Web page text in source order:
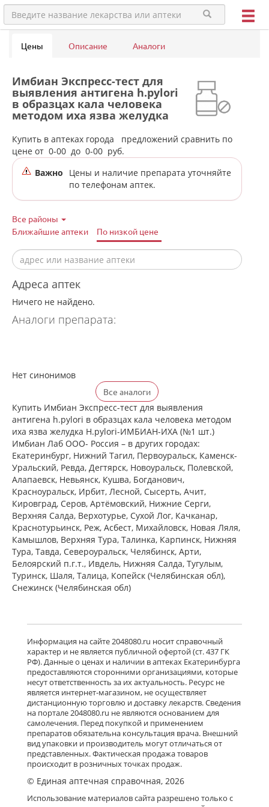
Цены Описание Аналоги
Имбиан Экспресс-тест для
выявления антигена h.pylori
в образцах кала человека
методом иха язва желудка
H.pylori-ИМБИАН-ИХА (№1
шт.) Имбиан Лаб ООО- Россия
в аптеках города Верхотурья
Купить в аптеках города
предложений сравнить по
цене от 0-00 до 0-00 руб.
Важно
Цены и наличие препарата уточняйте
по телефонам аптек.
Все районы
Ближайшие аптеки
По низкой цене
Адреса аптек
Ничего не найдено.
Аналоги препарата:
Нет синонимов
Все аналоги
Купить Имбиан Экспресс-тест для выявления
антигена h.pylori в образцах кала человека методом
иха язва желудка H.pylori-ИМБИАН-ИХА (№1 шт.)
Имбиан Лаб ООО- Россия – в других городах:
Екатеринбург, Нижний Тагил, Первоуральск, Каменск-
Уральский, Ревда, Дегтярск, Новоуральск, Полевской,
Алапаевск, Невьянск, Кушва, Богданович,
Красноуральск, Ирбит, Лесной, Сысерть, Ачит,
Кировград, Серов, Артёмовский, Нижние Cерги,
Верхняя Салда, Верхотурье, Сухой Лог, Качканар,
Краснотурьинск, Реж, Асбест, Михайловск, Новая Ляля,
Камышлов, Верхняя Тура, Талинка, Карпинск, Нижняя
Тура, Тавда, Североуральск, Челябинск, Арти,
Белоярский п.г.т., Ивдель, Нижняя Салда, Тугулым,
Туринск, Шаля, Талица, Копейск (Челябинская обл),
Снежинск (Челябинская обл)
Информация на сайте 2048080.ru носит справочный
характер и не является публичной офертой (ст. 437 ГК
РФ). Данные о ценах и наличии в аптеках Екатеринбурга
предоставляются сторонними организациями, которые
несут ответственность за их актуальность. Ресурс не
является интернет-магазином, не осуществляет
дистанционную торговлю и доставку лекарств. Сведения
на портале 2048080.ru не являются основанием для
самолечения. Перед покупкой и применением
препаратов обязательна консультация врача. Внешний
вид упаковки и производитель могут отличаться от
представленных. Фактическая продажа товаров
происходит в розничных точках продаж.
© Единая аптечная справочная, 2026
Использование материалов сайта разрешено только с